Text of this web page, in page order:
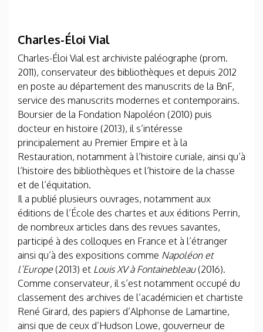
Charles-Éloi Vial
Charles-Éloi Vial est archiviste paléographe (prom.
2011), conservateur des bibliothèques et depuis 2012
en poste au département des manuscrits de la BnF,
service des manuscrits modernes et contemporains.
Boursier de la Fondation Napoléon (2010) puis
docteur en histoire (2013), il s’intéresse
principalement au Premier Empire et à la
Restauration, notamment à l’histoire curiale, ainsi qu’à
l’histoire des bibliothèques et l’histoire de la chasse
et de l’équitation.
Il a publié plusieurs ouvrages, notamment aux
éditions de l’École des chartes et aux éditions Perrin,
de nombreux articles dans des revues savantes,
participé à des colloques en France et à l’étranger
ainsi qu’à des expositions comme Napoléon et
l’Europe (2013) et Louis XV à Fontainebleau(2016).
Comme conservateur, il s’est notamment occupé du
classement des archives de l’académicien et chartiste
René Girard, des papiers d’Alphonse de Lamartine,
ainsi que de ceux d’Hudson Lowe, gouverneur de